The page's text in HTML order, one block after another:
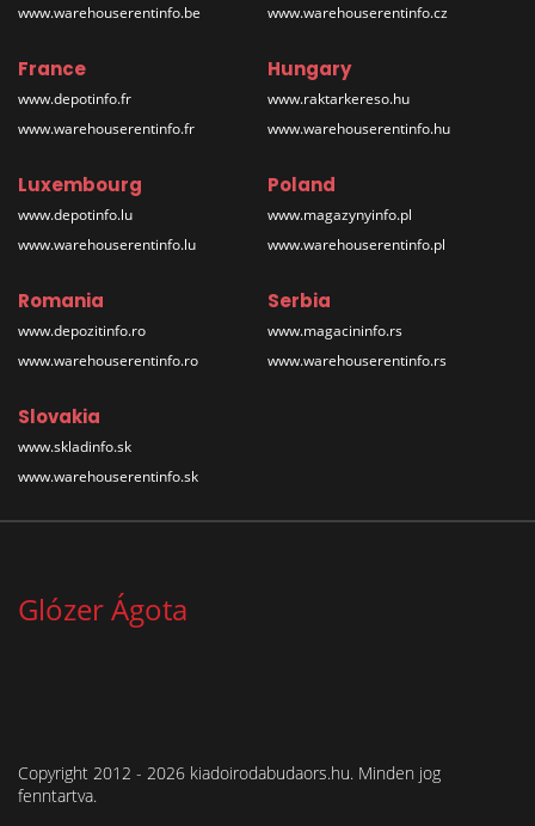
www.warehouserentinfo.be
www.warehouserentinfo.cz
France
www.depotinfo.fr
www.warehouserentinfo.fr
Hungary
www.raktarkereso.hu
www.warehouserentinfo.hu
Luxembourg
www.depotinfo.lu
www.warehouserentinfo.lu
Poland
www.magazynyinfo.pl
www.warehouserentinfo.pl
Romania
www.depozitinfo.ro
www.warehouserentinfo.ro
Serbia
www.magacininfo.rs
www.warehouserentinfo.rs
Slovakia
www.skladinfo.sk
www.warehouserentinfo.sk
Glózer Ágota
Copyright 2012 - 2026 kiadoirodabudaors.hu. Minden jog
fenntartva.